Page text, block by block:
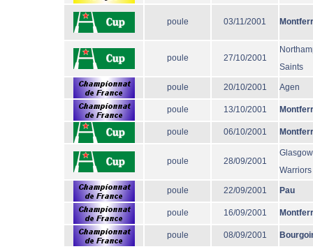
poule 03/11/2001
poule 27/10/2001
Saints
poule 20/10/2001 Agen
poule 13/10/2001
poule 06/10/2001
poule 28/09/2001
Glasgow
Warriors
poule 22/09/2001 Pau
poule 16/09/2001
poule 08/09/2001